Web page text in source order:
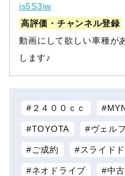
is5S3iw
高評価・チャンネル登録
動画にして欲しい車種が
します♪
２４００ｃｃ
TOYOTA ヴェル
ご成約 スライド
ネオドライブ 中